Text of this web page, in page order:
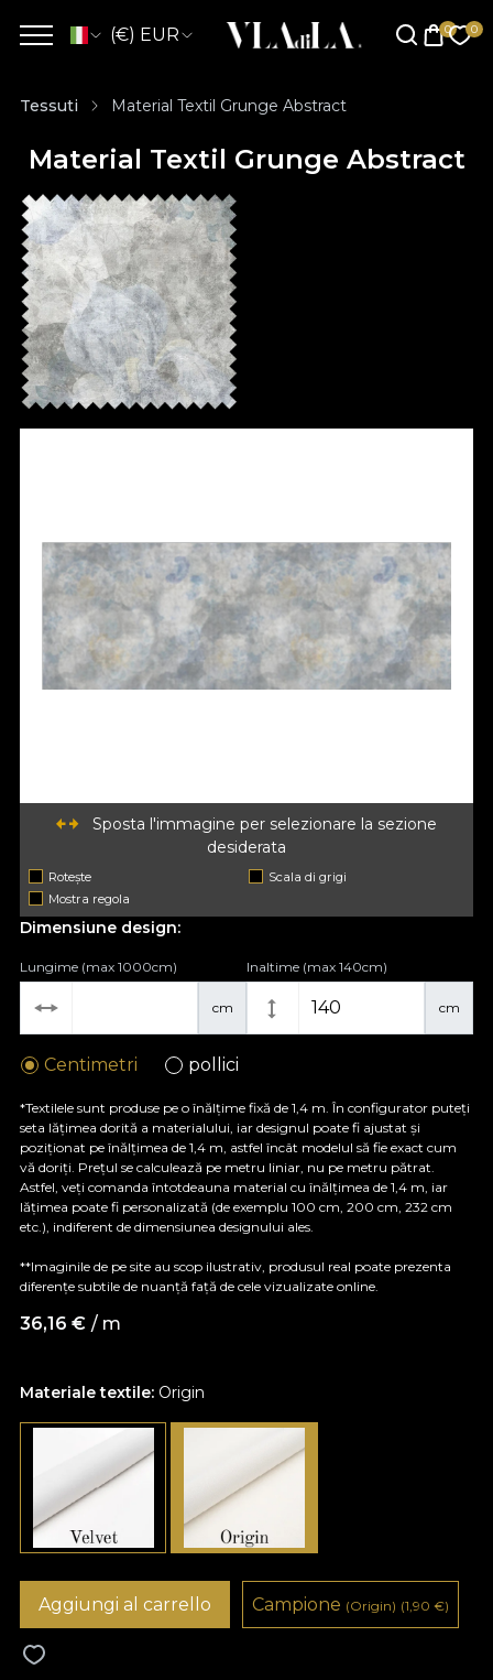
(€) EUR
Tessuti Material Textil Grunge Abstract
Material Textil Grunge Abstract
Sposta l'immagine per selezionare la sezione
desiderata
Rotește
Scala di grigi
Mostra regola
Materiale textile: Origin
Dimensiune design:
cm
Lungime (max 1000cm)
cm
Inaltime (max 140cm)
Centimetri pollici
*Textilele sunt produse pe o înălțime fixă de 1,4 m. În configurator puteți
seta lățimea dorită a materialului, iar designul poate fi ajustat și
poziționat pe înălțimea de 1,4 m, astfel încât modelul să fie exact cum
vă doriți. Prețul se calculează pe metru liniar, nu pe metru pătrat.
Astfel, veți comanda întotdeauna material cu înălțimea de 1,4 m, iar
lățimea poate fi personalizată (de exemplu 100 cm, 200 cm, 232 cm
etc.), indiferent de dimensiunea designului ales.
**Imaginile de pe site au scop ilustrativ, produsul real poate prezenta
diferențe subtile de nuanță față de cele vizualizate online.
36,16 € / m
Aggiungi al carrello Campione (Origin) (1,90 €)